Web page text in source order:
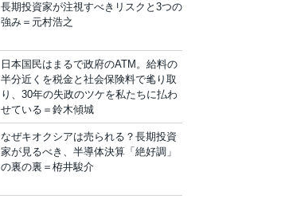
長期投資家が注視すべきリスクと3つの
強み＝元村浩之
日本国民はまるで政府のATM。給料の
半分近くを税金と社会保険料で毟り取
り、30年の失政のツケを私たちに払わ
せている＝鈴木傾城
なぜキオクシアは売られる？長期投資
家が見るべき、半導体決算「絶好調」
の裏の裏＝栫井駿介